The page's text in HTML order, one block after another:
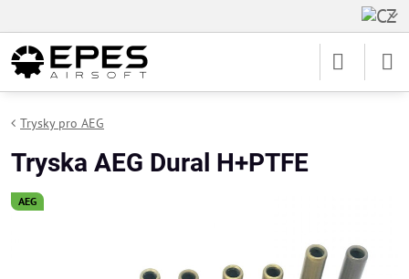
AEG
Trysky pro AEG
Tryska AEG Dural H+PTFE